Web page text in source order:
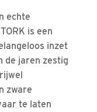
echte
is een
inzet
de jaren zestig
zware
te laten